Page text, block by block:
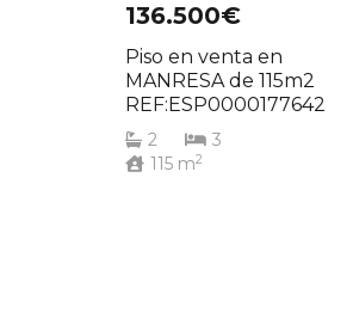
136.500€
Piso en venta en
MANRESA de 115m2
REF:ESP0000177642
2
3
115 m2